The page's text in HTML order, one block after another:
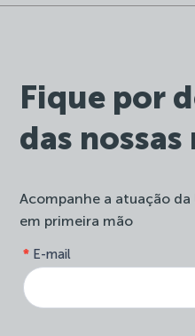
Fique por
das
Acompanhe a atuação
em primeira mão
E-mail
*